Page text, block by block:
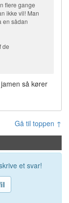
flere gange
ikke vil! Man
en sådan
de
så kører
Gå til toppen ↑
et svar!